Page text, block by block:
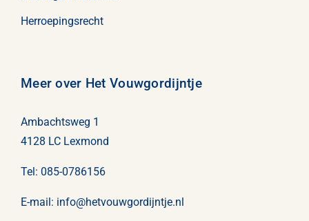
Herroepingsrecht
Meer over Het Vouwgordijntje
Ambachtsweg 1
4128 LC Lexmond
Tel: 085-0786156
E-mail: info@hetvouwgordijntje.nl